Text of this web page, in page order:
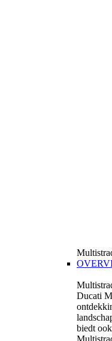
Ducati
biedt